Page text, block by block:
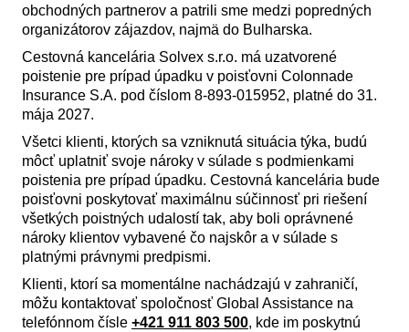
obchodných partnerov a patrili sme medzi popredných
organizátorov zájazdov, najmä do Bulharska.
Cestovná kancelária Solvex s.r.o. má uzatvorené
poistenie pre prípad úpadku v poisťovni Colonnade
Insurance S.A. pod číslom 8-893-015952, platné do 31.
mája 2027.
Všetci klienti, ktorých sa vzniknutá situácia týka, budú
môcť uplatniť svoje nároky v súlade s podmienkami
poistenia pre prípad úpadku. Cestovná kancelária bude
poisťovni poskytovať maximálnu súčinnosť pri riešení
všetkých poistných udalostí tak, aby boli oprávnené
nároky klientov vybavené čo najskôr a v súlade s
platnými právnymi predpismi.
Klienti, ktorí sa momentálne nachádzajú v zahraničí,
môžu kontaktovať spoločnosť Global Assistance na
telefónnom čísle +421 911 803 500, kde im poskytnú